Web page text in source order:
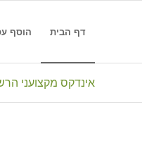
דף הבית הוסף
אינדקס מקצועני